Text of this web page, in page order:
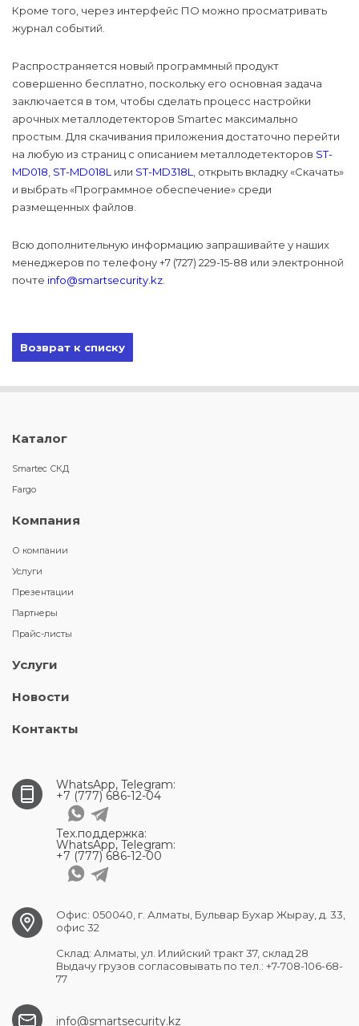
Кроме того, через интерфейс ПО можно просматривать
журнал событий.
Распространяется новый программный продукт
совершенно бесплатно, поскольку его основная задача
заключается в том, чтобы сделать процесс настройки
арочных металлодетекторов Smartec максимально
простым. Для скачивания приложения достаточно перейти
на любую из страниц с описанием металлодетекторов ST-
MD018 ST-MD018L или ST-MD318L
, открыть вкладку «Скачать»
и выбрать «Программное обеспечение» среди
размещенных файлов.
Всю дополнительную информацию запрашивайте у наших
менеджеров по телефону +7 (727) 229-15-88 или электронной
почте info@smartsecurity.kz
Возврат к списку
Каталог
Smartec СКД
Fargo
Компания
О компании
Услуги
Презентации
Партнеры
Прайс-листы
Услуги
Новости
Контакты
WhatsApp, Telegram:
+7 (777) 686-12-04
Тех.поддержка:
WhatsApp, Telegram:
+7 (777) 686-12-00
Офис: 050040, г. Алматы, Бульвар Бухар Жырау, д. 33,
офис 32
Склад: Алматы, ул. Илийский тракт 37, склад 28
Выдачу грузов согласовывать по тел.: +7-708-106-68-
77
info@smartsecurity.kz